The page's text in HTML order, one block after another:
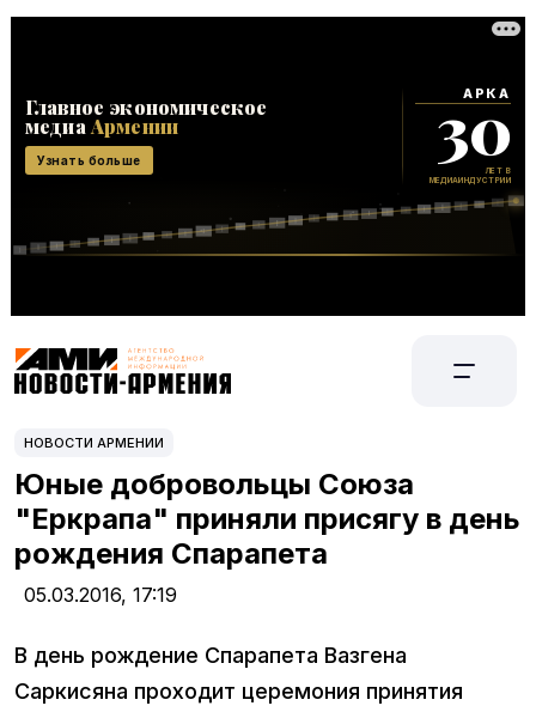
НОВОСТИ АРМЕНИИ
Юные добровольцы Союза
"Еркрапа" приняли присягу в день
рождения Спарапета
05.03.2016, 17:19
В день рождение Спарапета Вазгена
Саркисяна проходит церемония принятия